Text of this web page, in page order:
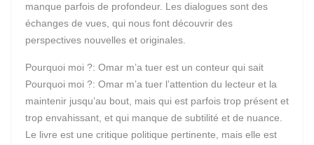
manque parfois de profondeur. Les dialogues sont des
échanges de vues, qui nous font découvrir des
perspectives nouvelles et originales.
Pourquoi moi ?: Omar m’a tuer est un conteur qui sait
Pourquoi moi ?: Omar m’a tuer l’attention du lecteur et la
maintenir jusqu’au bout, mais qui est parfois trop présent et
trop envahissant, et qui manque de subtilité et de nuance.
Le livre est une critique politique pertinente, mais elle est